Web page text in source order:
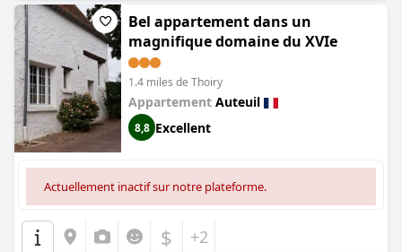
Bel appartement dans un
magnifique domaine du XVIe
1.4 miles de Thoiry
Appartement Auteuil
8,8 Excellent
Actuellement inactif sur notre plateforme.
$ +2